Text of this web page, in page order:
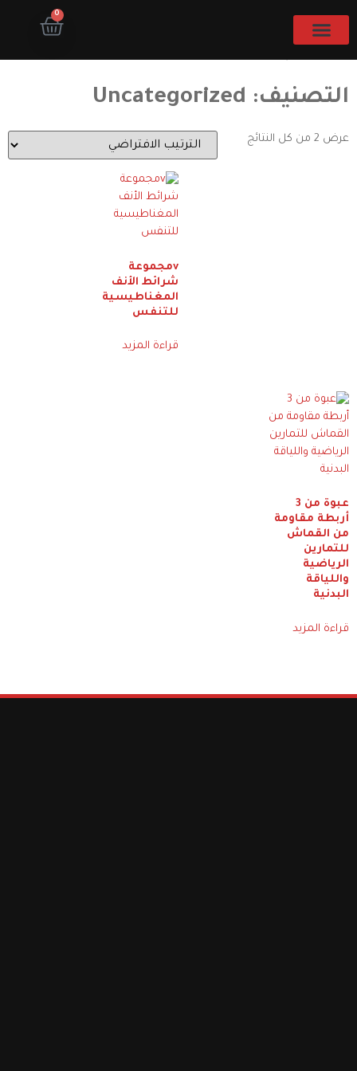
0
المتجر
التصنيف: Uncategorized
عرض ⁦2⁩ من كل النتائج
vمجموعة
شرائط الأنف
المغناطيسية
للتنفس
قراءة المزيد
عبوة من 3
أربطة مقاومة
من القماش
للتمارين
الرياضية
واللياقة
البدنية
قراءة المزيد